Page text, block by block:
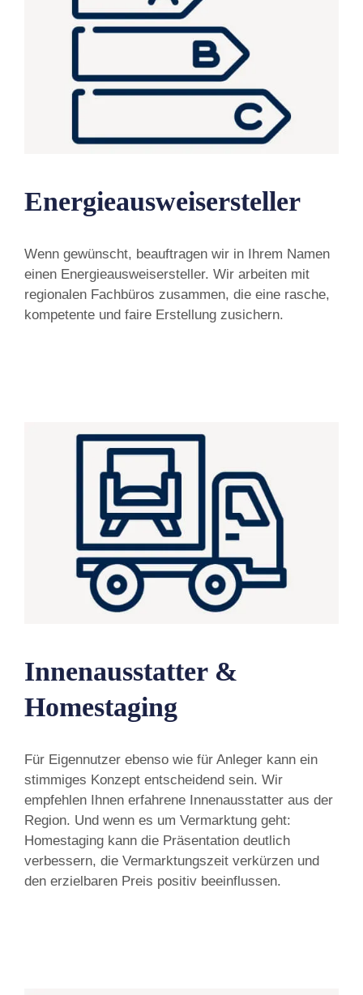
Energieausweisersteller
Wenn gewünscht, beauftragen wir in Ihrem Namen
einen Energieausweisersteller. Wir arbeiten mit
regionalen Fachbüros zusammen, die eine rasche,
kompetente und faire Erstellung zusichern.
Innenausstatter &
Homestaging
Für Eigennutzer ebenso wie für Anleger kann ein
stimmiges Konzept entscheidend sein. Wir
empfehlen Ihnen erfahrene Innenausstatter aus der
Region. Und wenn es um Vermarktung geht:
Homestaging kann die Präsentation deutlich
verbessern, die Vermarktungszeit verkürzen und
den erzielbaren Preis positiv beeinflussen.